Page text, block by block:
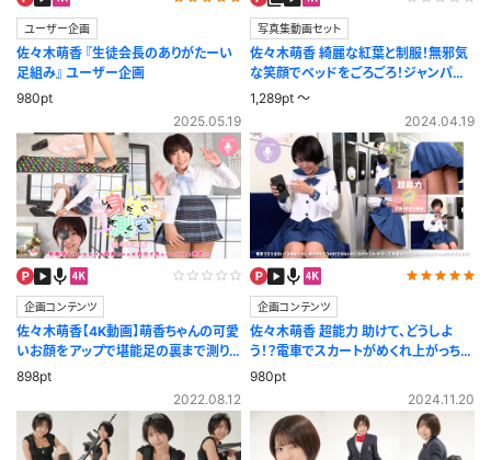
ユーザー企画
佐々木萌香 『生徒会長のありがたーい
足組み』 ユーザー企画
980pt
2025.05.19
写真集動画セット
佐々木萌香 綺麗な紅葉と制服！無邪気
な笑顔でベッドをごろごろ！ジャンパー
スカート
1,289pt ～
2024.04.19
企画コンテンツ
佐々木萌香【4K動画】萌香ちゃんの可愛
いお顔をアップで堪能足の裏まで測り
ます！身体測定
898pt
2022.08.12
企画コンテンツ
佐々木萌香 超能力 助けて、どうしよ
う！？電車でスカートがめくれ上がっちゃ
う！？
980pt
2024.11.20